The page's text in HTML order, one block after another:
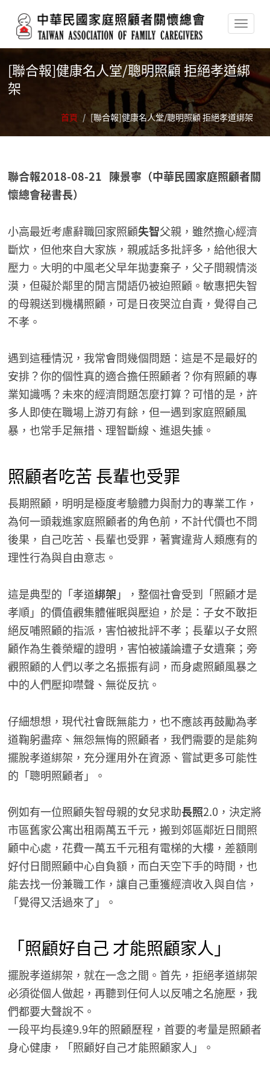
[聯合報]健康名人堂/聰明照顧 拒絕孝道綁
架
首頁 / [聯合報]健康名人堂/聰明照顧 拒絕孝道綁架
聯合報2018-08-21 陳景寧（中華民國家庭照顧者關
懷總會秘書長）
小高最近考慮辭職回家照顧失智父親，雖然擔心經濟
斷炊，但他來自大家族，親戚話多批評多，給他很大
壓力。大明的中風老父早年拋妻棄子，父子間親情淡
漠，但礙於鄰里的閒言閒語仍被迫照顧。敏惠把失智
的母親送到機構照顧，可是日夜哭泣自責，覺得自己
不孝。
遇到這種情況，我常會問幾個問題：這是不是最好的
安排？你的個性真的適合擔任照顧者？你有照顧的專
業知識嗎？未來的經濟問題怎麼打算？可惜的是，許
多人即使在職場上游刃有餘，但一遇到家庭照顧風
暴，也常手足無措、理智斷線、進退失據。
照顧者吃苦 長輩也受罪
長期照顧，明明是極度考驗體力與耐力的專業工作，
為何一頭栽進家庭照顧者的角色前，不計代價也不問
後果，自己吃苦、長輩也受罪，著實違背人類應有的
理性行為與自由意志。
這是典型的「孝道綁架 」，整個社會受到「照顧才是
孝順」的價值觀集體催眠與壓迫，於是：子女不敢拒
絕反哺照顧的指派，害怕被批評不孝；長輩以子女照
顧作為生養榮耀的證明，害怕被議論遭子女遺棄；旁
觀照顧的人們以孝之名振振有詞，而身處照顧風暴之
中的人們壓抑噤聲、無從反抗。
仔細想想，現代社會既無能力，也不應該再鼓勵為孝
道鞠躬盡瘁、無怨無悔的照顧者，我們需要的是能夠
擺脫孝道綁架，充分運用外在資源、嘗試更多可能性
的「聰明照顧者」。
例如有一位照顧失智母親的女兒求助長照2.0，決定將
市區舊家公寓出租兩萬五千元，搬到郊區鄰近日間照
顧中心處，花費一萬五千元租有電梯的大樓，差額剛
好付日間照顧中心自負額，而白天空下手的時間，也
能去找一份兼職工作，讓自己重獲經濟收入與自信，
「覺得又活過來了」。
「照顧好自己 才能照顧家人」
擺脫孝道綁架，就在一念之間。首先，拒絕孝道綁架
必須從個人做起，再聽到任何人以反哺之名施壓，我
們都要大聲說不。
一段平均長達9.9年的照顧歷程，首要的考量是照顧者
身心健康，「照顧好自己才能照顧家人」。